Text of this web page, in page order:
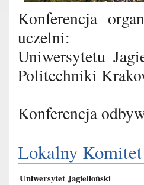
Konferencja
uczelni:
Uniwersytetu
Politechniki
Konferencja
Lokalny
Uniwersytet Jagielloński